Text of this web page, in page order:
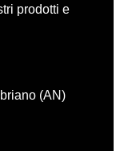
prodotti e
(AN)